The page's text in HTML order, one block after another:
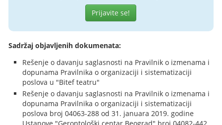
Prijavite se!
Sadržaj objavljenih dokumenata:
Rešenje o davanju saglasnosti na Pravilnik o izmenama i
dopunama Pravilnika o organizaciji i sistematizaciji
poslova u "Bitef teatru"
Rešenje o davanju saglasnosti na Pravilnik o izmenama i
dopunama Pravilnika o organizaciji i sistematizaciji
poslova broj 04063-288 od 31. januara 2019. godine